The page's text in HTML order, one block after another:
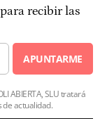
recibir las
APUNTARME
ABIERTA, SLU tratará
de actualidad.